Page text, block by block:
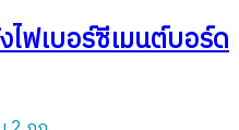
ฟเบอร์ซีเมนต์บอร์ด